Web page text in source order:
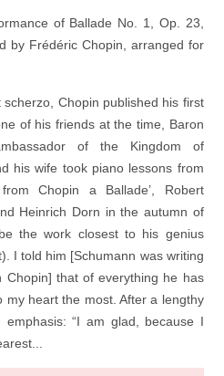
Reproductor
of Ballade No. 1, Op. 23,
by Frédéric Chopin, arranged for
Chopin published his first
of his friends at the time, Baron
of the Kingdom of
his wife took piano lessons from
Chopin a Ballade’, Robert
Heinrich Dorn in the autumn of
the work closest to his genius
I told him [Schumann was writing
that of everything he has
heart the most. After a lengthy
emphasis: “I am glad, because I